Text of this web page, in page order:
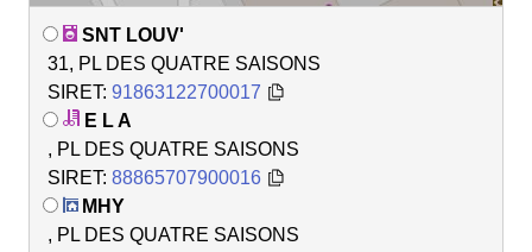
SNT LOUV'
31, PL DES QUATRE SAISONS
SIRET: 91863122700017
E L A
, PL DES QUATRE SAISONS
SIRET: 88865707900016
MHY
, PL DES QUATRE SAISONS